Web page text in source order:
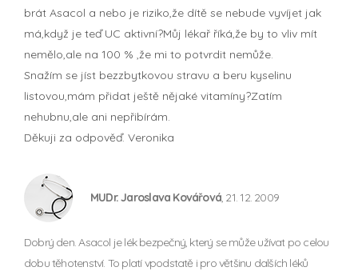
brát Asacol a nebo je riziko,že dítě se nebude vyvíjet jak
má,když je teď UC aktivní?Můj lékař říká,že by to vliv mít
nemělo,ale na 100 % ,že mi to potvrdit nemůže.
Snažím se jíst bezzbytkovou stravu a beru kyselinu
listovou,mám přidat ještě nějaké vitamíny?Zatím
nehubnu,ale ani nepřibírám.
Děkuji za odpověď. Veronika
MUDr. Jaroslava Kovářová, 21. 12. 2009
Dobrý den. Asacol je lék bezpečný, který se může užívat po celou
dobu těhotenství. To platí vpodstatě i pro většinu dalších léků